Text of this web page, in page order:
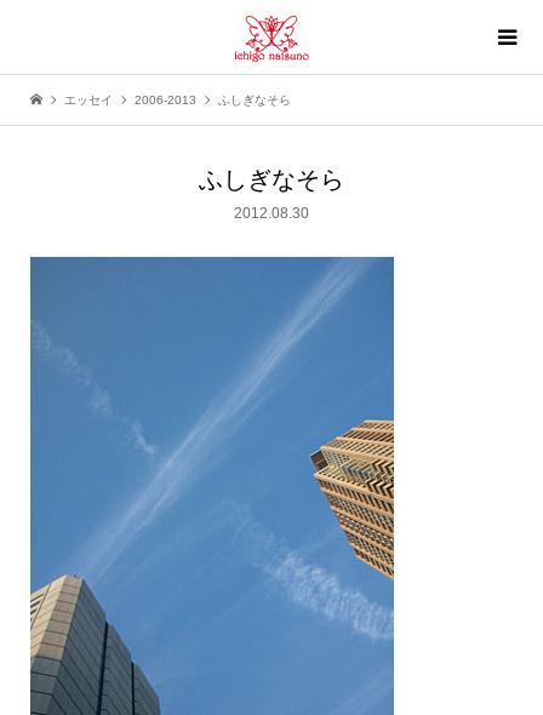
エッセイ 2006-2013 ふしぎなそら
ふしぎなそら
2012.08.30